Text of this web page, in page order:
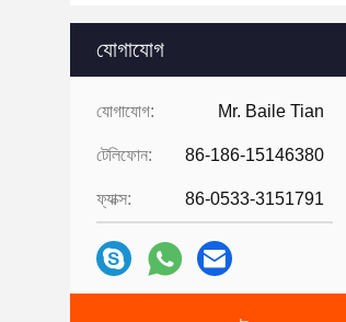
যোগাযোগ
যোগাযোগ: Mr. Baile Tian
টেলিফোন: 86-186-15146380
ফ্যাক্স: 86-0533-3151791